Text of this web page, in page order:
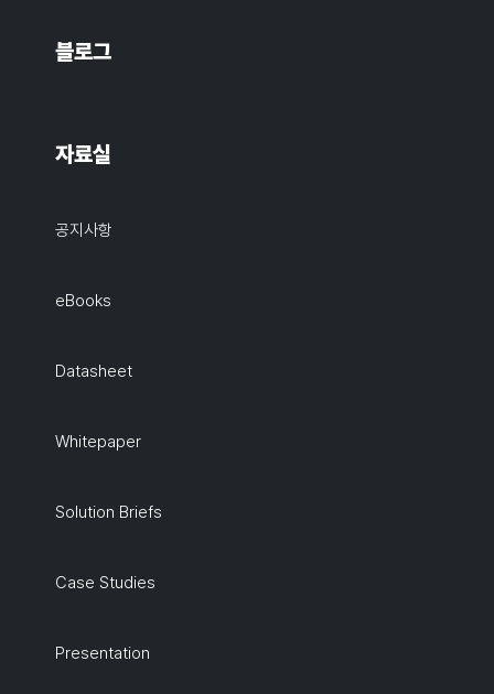
블로그
자료실
공지사항
eBooks
Datasheet
Whitepaper
Solution Briefs
Case Studies
Presentation